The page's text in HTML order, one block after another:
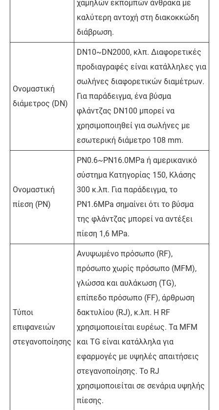
χαμηλών εκπομπών άνθρακα με
καλύτερη αντοχή στη διακοκκώδη
διάβρωση.
Ονομαστική
διάμετρος (DN)
DN10~DN2000, κλπ. Διαφορετικές
προδιαγραφές είναι κατάλληλες για
σωλήνες διαφορετικών διαμέτρων.
Για παράδειγμα, ένα βύσμα
φλάντζας DN100 μπορεί να
χρησιμοποιηθεί για σωλήνες με
εσωτερική διάμετρο 108 mm.
Ονομαστική
πίεση (PN)
PN0.6~PN16.0MPa ή αμερικανικό
σύστημα Κατηγορίας 150, Κλάσης
300 κ.λπ. Για παράδειγμα, το
PN1.6MPa σημαίνει ότι το βύσμα
της φλάντζας μπορεί να αντέξει
πίεση 1,6 MPa.
Τύποι
επιφανειών
στεγανοποίησης
Ανυψωμένο πρόσωπο (RF),
πρόσωπο χωρίς πρόσωπο (MFM),
γλώσσα και αυλάκωση (TG),
επίπεδο πρόσωπο (FF), άρθρωση
δακτυλίου (RJ), κ.λπ. Η RF
χρησιμοποιείται ευρέως. Τα MFM
και TG είναι κατάλληλα για
εφαρμογές με υψηλές απαιτήσεις
στεγανοποίησης. Το RJ
χρησιμοποιείται σε σενάρια υψηλής
πίεσης.